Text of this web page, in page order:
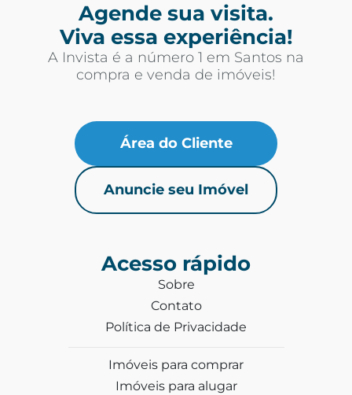
Agende sua visita.
Viva essa experiência!
A Invista é a número 1 em Santos na
compra e venda de imóveis!
Área do Cliente
Anuncie seu Imóvel
Acesso rápido
Sobre
Contato
Política de Privacidade
Imóveis para comprar
Imóveis para alugar